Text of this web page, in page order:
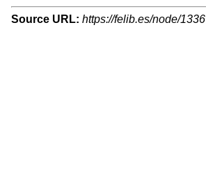
Source URL: https://felib.es/node/1336